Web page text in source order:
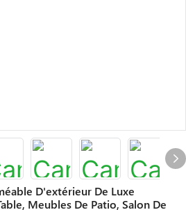
D'extérieur De Luxe
Meubles De Patio, Salon De